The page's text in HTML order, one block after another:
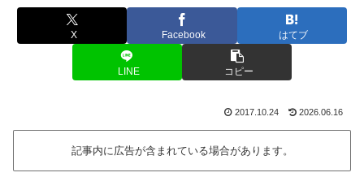
X Facebook はてブ
LINE コピー
2017.10.24 2026.06.16
記事内に広告が含まれている場合があります。